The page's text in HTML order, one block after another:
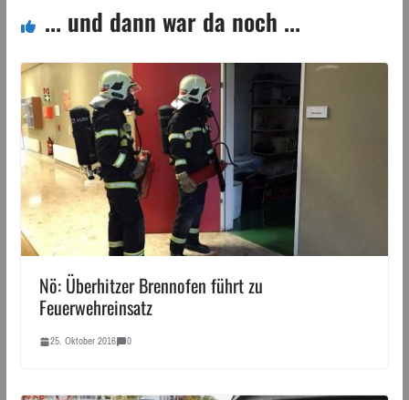
... und dann war da noch ...
Nö: Überhitzer Brennofen führt zu
Feuerwehreinsatz
25. Oktober 2016 0